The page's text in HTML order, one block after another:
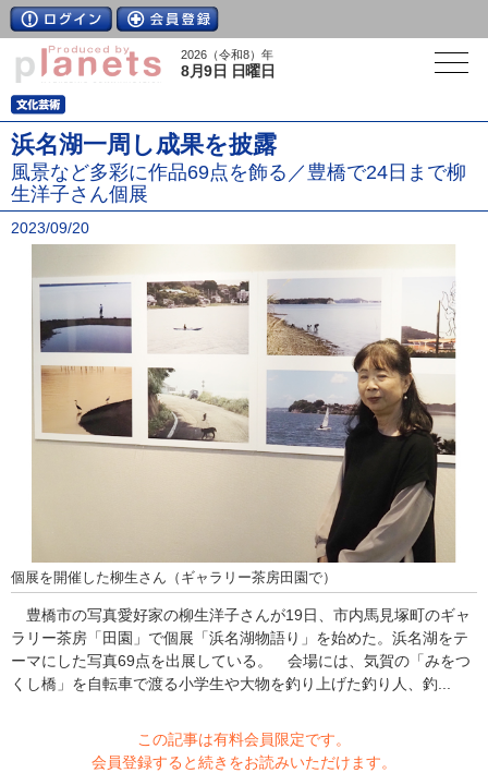
2026（令和8）年
8月9日 日曜日
浜名湖一周し成果を披露
風景など多彩に作品69点を飾る／豊橋で24日まで柳
生洋子さん個展
2023/09/20
個展を開催した柳生さん（ギャラリー茶房田園で）
豊橋市の写真愛好家の柳生洋子さんが19日、市内馬見塚町のギャ
ラリー茶房「田園」で個展「浜名湖物語り」を始めた。浜名湖をテ
ーマにした写真69点を出展している。 会場には、気賀の「みをつ
くし橋」を自転車で渡る小学生や大物を釣り上げた釣り人、釣...
この記事は有料会員限定です。
会員登録すると続きをお読みいただけます。